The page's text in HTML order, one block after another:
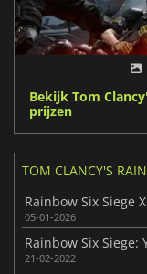
Bekijk Tom
prijzen
TOM CLANCY'S
05-01-2026
21-02-2022